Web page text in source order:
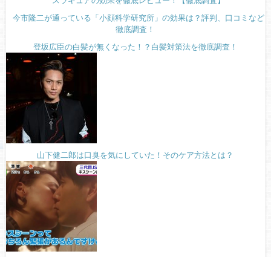
今市隆二が通っている「小顔科学研究所」の効果は？評判、口コミなど
徹底調査！
登坂広臣の白髪が無くなった！？白髪対策法を徹底調査！
山下健二郎は口臭を気にしていた！そのケア方法とは？